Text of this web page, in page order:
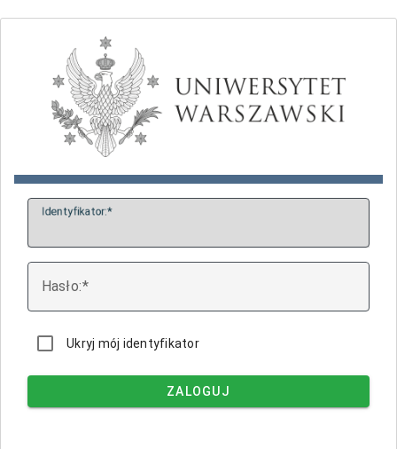
Identyfikator:
Hasło:
Ukryj mój identyfikator
ZALOGUJ